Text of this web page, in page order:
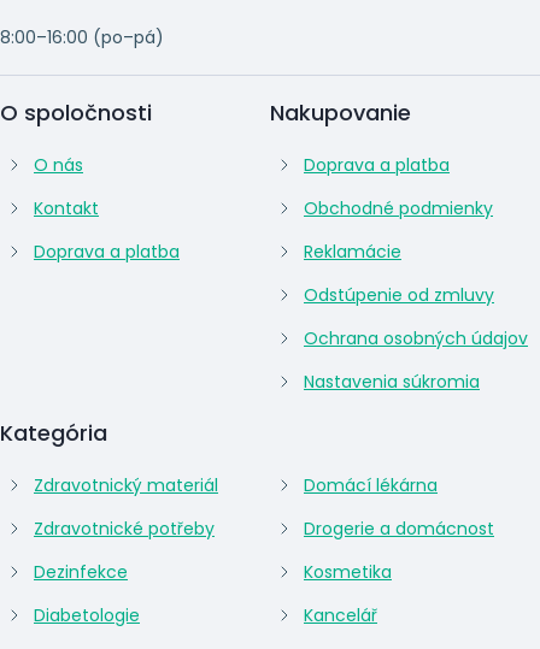
8:00–16:00 (po–pá)
O spoločnosti
O nás
Kontakt
Doprava a platba
Kategória
Zdravotnický materiál
Zdravotnické potřeby
Dezinfekce
Diabetologie
Domácí lékárna
Drogerie a domácnost
Kosmetika
Kancelář
Nakupovanie
Doprava a platba
Obchodné podmienky
Reklamácie
Odstúpenie od zmluvy
Ochrana osobných údajov
Nastavenia súkromia